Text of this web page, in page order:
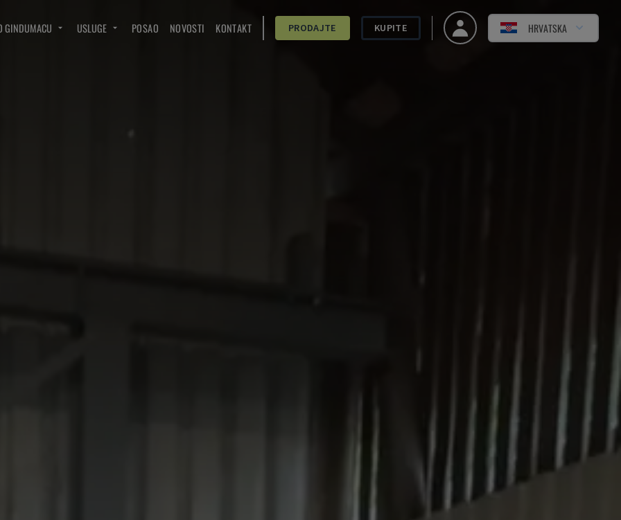
GINDUMACU USLUGE POSAO NOVOSTI KONTAKT PRODAJTE KUPITE HRVATSKA